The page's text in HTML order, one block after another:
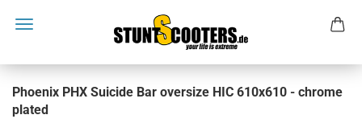
Phoenix PHX Suicide Bar oversize HIC 610x610 - chrome
plated